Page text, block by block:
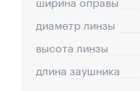
диаметр линзы
высота линзы
длина заушника